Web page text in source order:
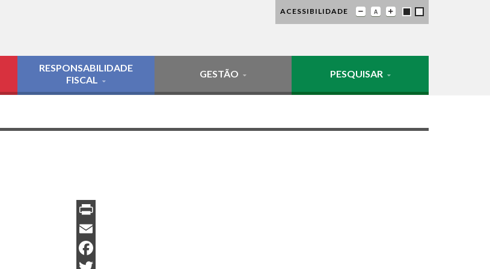
ACESSIBILIDADE
RESPONSABILIDADE
FISCAL
GESTÃO PESQUISAR
PrintFriendly
Email
Facebook